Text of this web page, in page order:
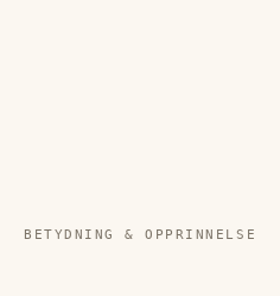
BETYDNING & OPPRINNELSE